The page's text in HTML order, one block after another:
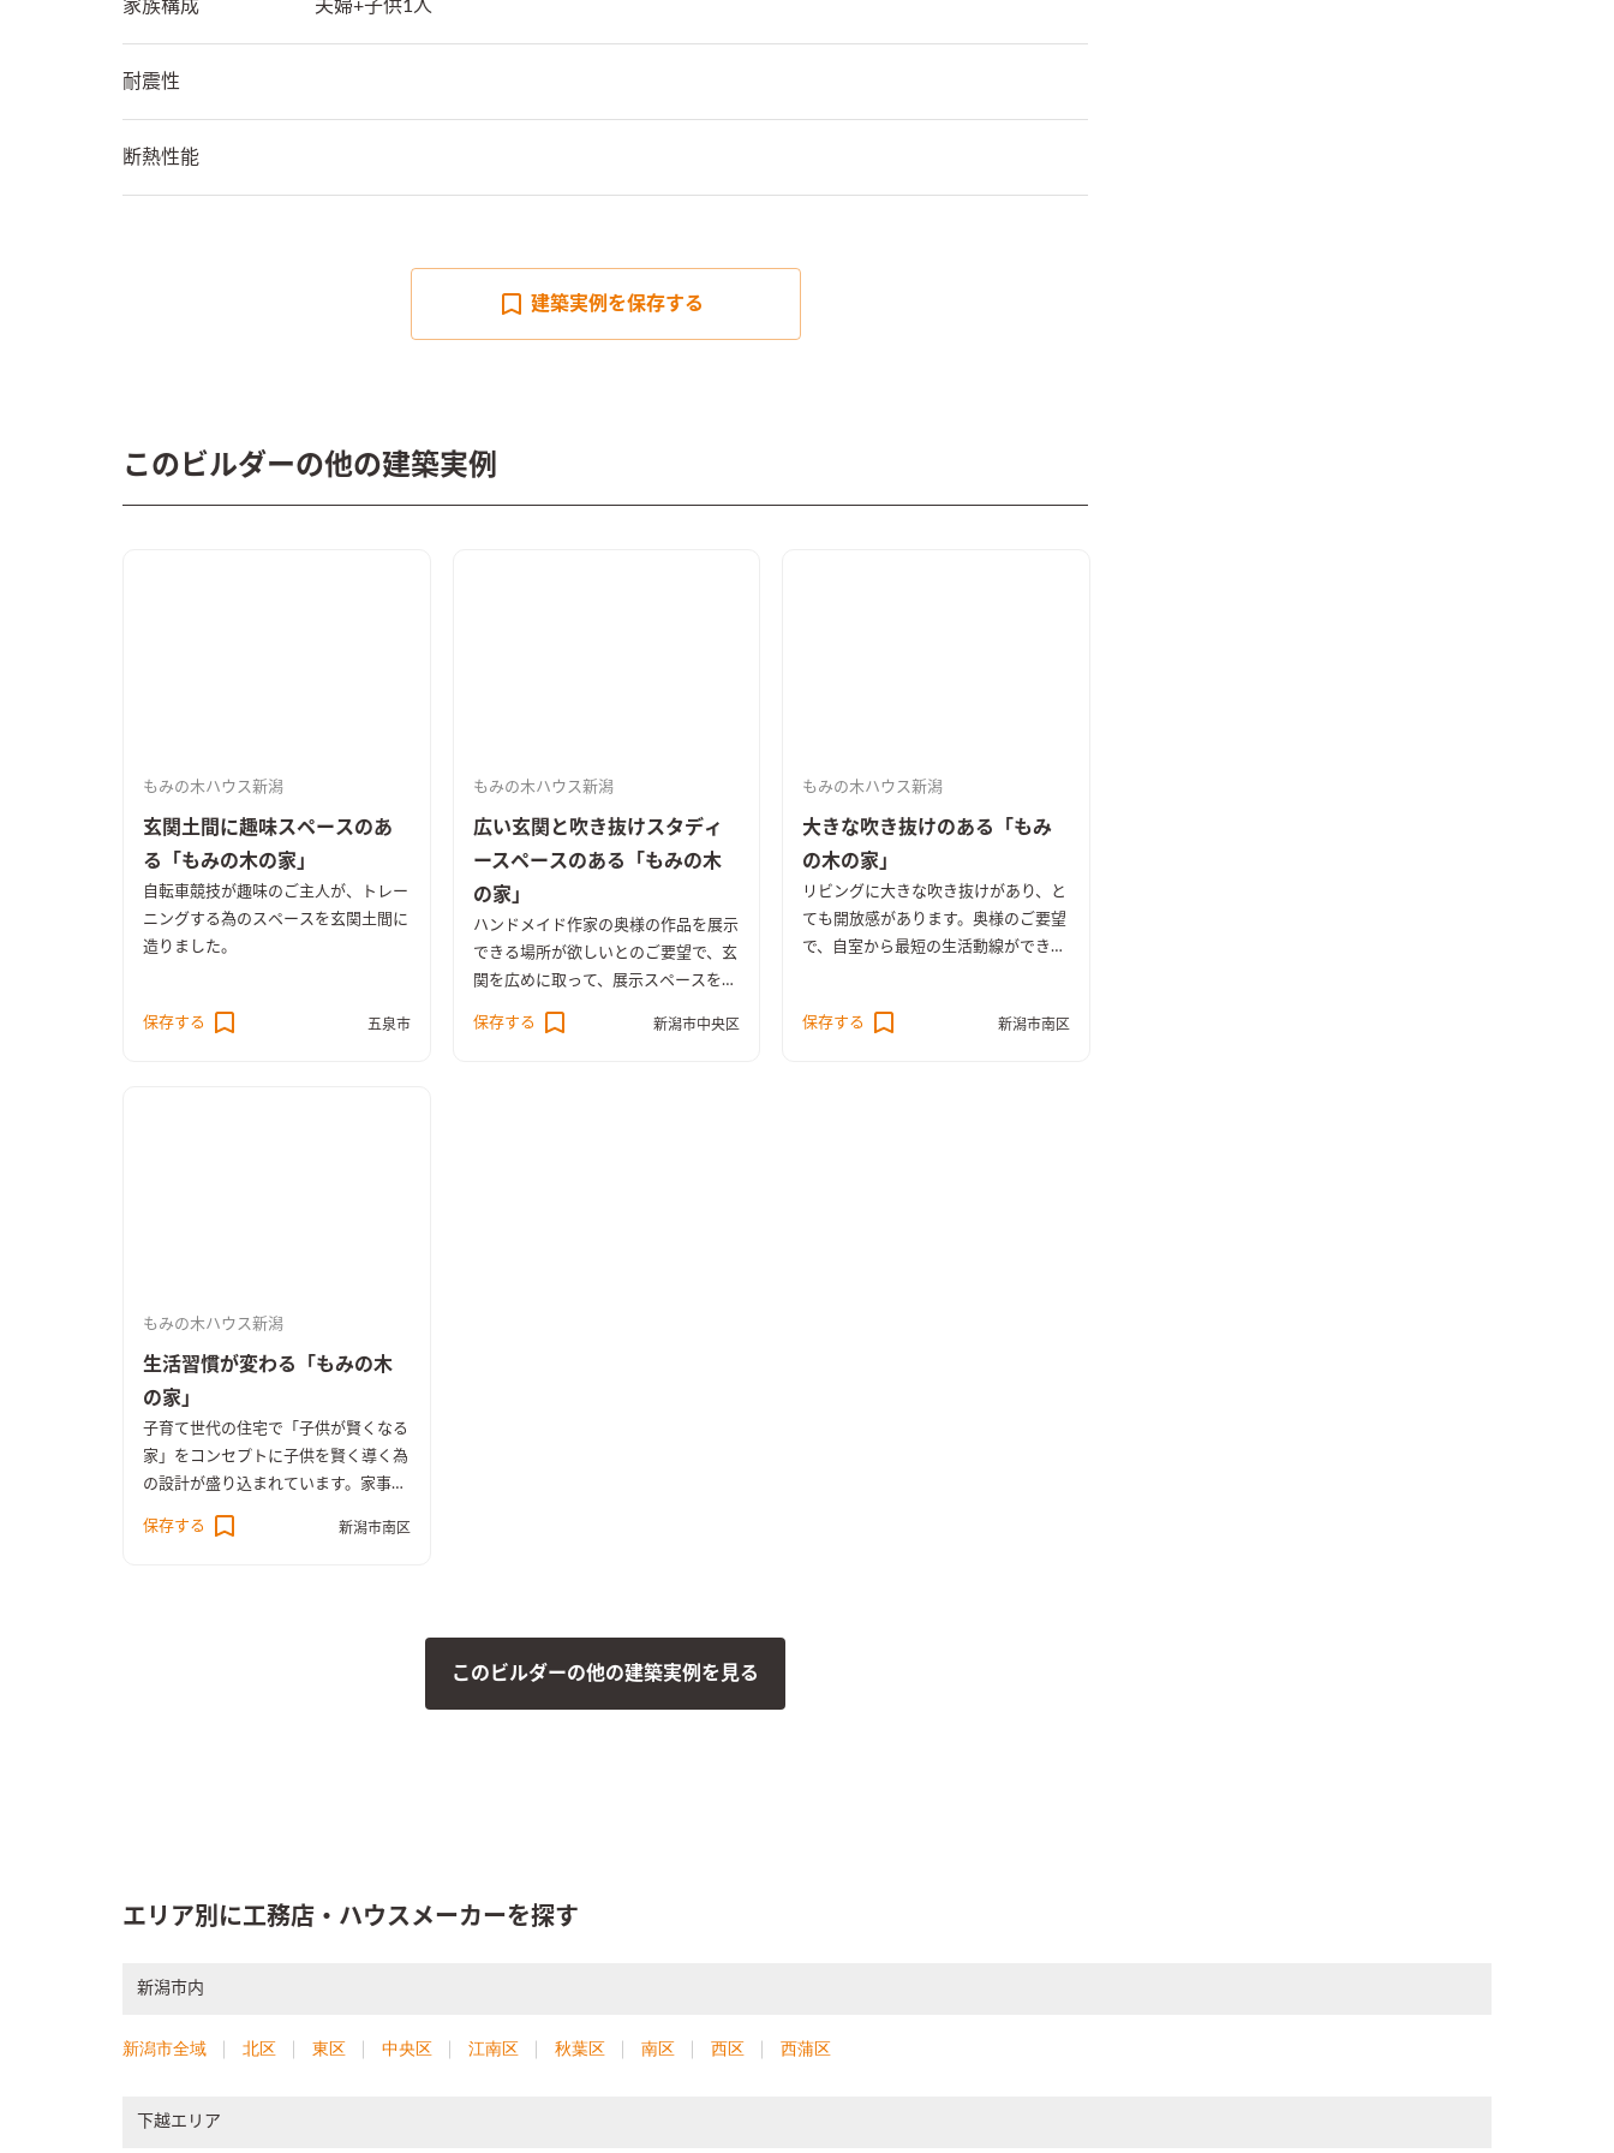
家族構成 夫婦+子供1人
耐震性
断熱性能
建築実例を保存する
このビルダーの他の建築実例
もみの木ハウス新潟
玄関土間に趣味スペースのあ
る「もみの木の家」
自転車競技が趣味のご主人が、トレー
ニングする為のスペースを玄関土間に
造りました。
保存する 五泉市
もみの木ハウス新潟
広い玄関と吹き抜けスタディ
ースペースのある「もみの木
の家」
ハンドメイド作家の奥様の作品を展示
できる場所が欲しいとのご要望で、玄
関を広めに取って、展示スペースを設
けました。また、造り付けのもみの木
ベンチも三人のお子様の為にとご注文
保存する 新潟市中央区
もみの木ハウス新潟
大きな吹き抜けのある「もみ
の木の家」
リビングに大きな吹き抜けがあり、と
ても開放感があります。奥様のご要望
で、自室から最短の生活動線ができる
保存する 新潟市南区
もみの木ハウス新潟
生活習慣が変わる「もみの木
の家」
子育て世代の住宅で「子供が賢くなる
家」をコンセプトに子供を賢く導く為
の設計が盛り込まれています。家事動
している事によって家事がスムーズに
保存する 新潟市南区
このビルダーの他の建築実例を見る
エリア別に工務店・ハウスメーカーを探す
新潟市内
新潟市全域 北区 東区 中央区 江南区 秋葉区 南区 西区 西蒲区
下越エリア